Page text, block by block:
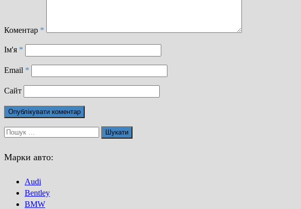
Коментар *
Ім'я *
Email *
Сайт
Пошук:
Марки авто:
Audi
Bentley
BMW